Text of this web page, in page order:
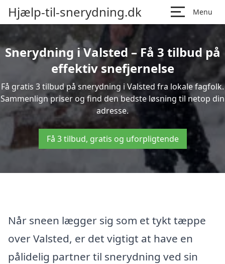
Hjælp-til-snerydning.dk Menu
Snerydning i Valsted – Få 3 tilbud på
effektiv snefjernelse
Få gratis 3 tilbud på snerydning i Valsted fra lokale fagfolk.
Sammenlign priser og find den bedste løsning til netop din
adresse.
Få 3 tilbud, gratis og uforpligtende
Når sneen lægger sig som et tykt tæppe
over Valsted, er det vigtigt at have en
pålidelig partner til snerydning ved sin